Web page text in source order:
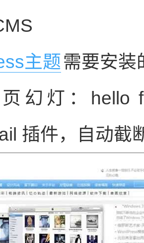
主题需要安装
灯：hello
插件，自动截